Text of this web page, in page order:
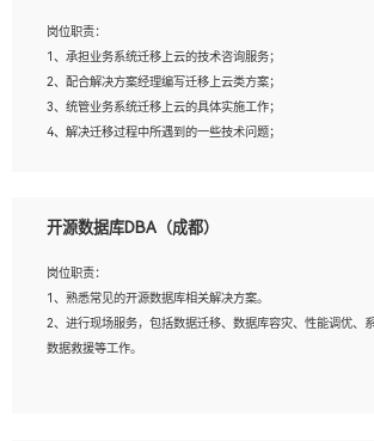
2、熟悉tensorflow，keras，pytorch等常规深度学习框架，快
有效的模型；
3、熟悉掌握至少一种编程语言，如：Python，Java；
4、 熟悉NLP相关算法与实现；
5、至少有一次及以上问答系统的项目实践，熟悉问答系统全
岗位职责：
1、承担业务系统迁移上云的技术咨询服务；
2、配合解决方案经理编写迁移上云类方案；
3、统管业务系统迁移上云的具体实施工作；
4、解决迁移过程中所遇到的一些技术问题；
1、专科及以上学历，三年以上工作经验，计算机等相关专业；
3、熟悉常见操作系统、存储、网络、 IO 等相关原理；
4、具有迁移工具实操经验，具备P2V、V2V迁移能力；
5、熟练华为、VMware虚拟化、云计算及云存储技术；
6、熟悉主流数据库、应用服务器、中间件部署架构和运维方法
开源数据库DBA（成都）
岗位职责：
1、熟悉常见的开源数据库相关解决方案。
2、进行现场服务，包括数据迁移、数据库容灾、性能调优、
数据救援等工作。